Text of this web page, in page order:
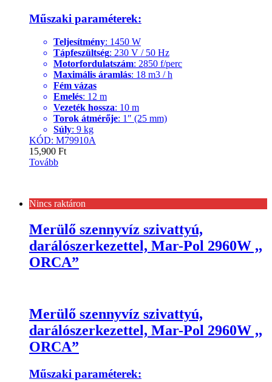
Műszaki paraméterek:
Teljesítmény: 1450 W
Tápfeszültség: 230 V / 50 Hz
Motorfordulatszám: 2850 f/perc
Maximális áramlás: 18 m3 / h
Fém vázas
Emelés: 12 m
Vezeték hossza: 10 m
Torok átmérője: 1″ (25 mm)
Súly: 9 kg
KÓD: M79910A
15,900 Ft
Tovább
Nincs raktáron
Merülő szennyvíz szivattyú,
darálószerkezettel, Mar-Pol 2960W ,,
ORCA”
Merülő szennyvíz szivattyú,
darálószerkezettel, Mar-Pol 2960W ,,
ORCA”
Műszaki paraméterek: